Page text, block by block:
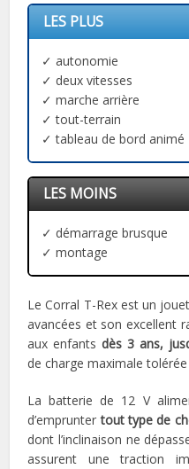
LES PLUS
✓ autonomie
✓ deux vitesses
✓ marche arrière
✓ tout-terrain
✓ tableau de bord animé
LES MOINS
✓ démarrage brusque
✓ montage
Le Corral T-Rex est un
avancées et son excellent
aux enfants dès 3 ans,
de charge maximale
La batterie de 12 V
d’empruntertout type de
dont l’inclinaison ne
assurent une traction